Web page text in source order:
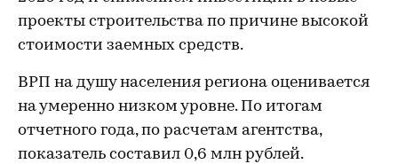
проекты строительства по причине высокой
стоимости заемных средств.
ВРП на душу населения региона оценивается
на умеренно низком уровне. По итогам
отчетного года, по расчетам агентства,
показатель составил 0,6 млн рублей.